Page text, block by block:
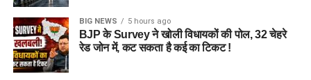
BIG NEWS 5 hours ago
BJP के Survey ने खोली विधायकों की पोल, 32 चेहरे
रेड जोन में, कट सकता है कई का टिकट !